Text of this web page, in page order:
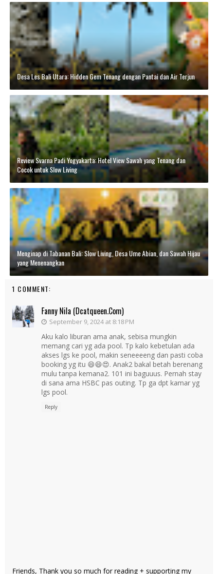
Desa Les Bali Utara: Hidden Gem Tenang dengan Pantai dan Air Terjun
Review Svarna Padi Yogyakarta: Hotel View Sawah yang Tenang dan
Cocok untuk Slow Living
Menginap di Tabanan Bali: Slow Living, Desa Ume Abian, dan Sawah Hijau
yang Menenangkan
1 COMMENT:
Fanny Nila (dcatqueen.com)
September 9, 2024 at 8:18 PM
Aku kalo liburan ama anak, sebisa mungkin
memang cari yg ada pool. Tp kalo kebetulan ada
akses lgs ke pool, makin seneeeeng dan pasti coba
booking yg itu 😄😄😍. Anak2 bakal betah berenang
mulu tanpa kemana2. 101 ini baguuus. Pernah stay
di sana ama HSBC pas outing. Tp ga dpt kamar yg
lgs pool.
Reply
Friends, Thank you so much for reading + supporting my